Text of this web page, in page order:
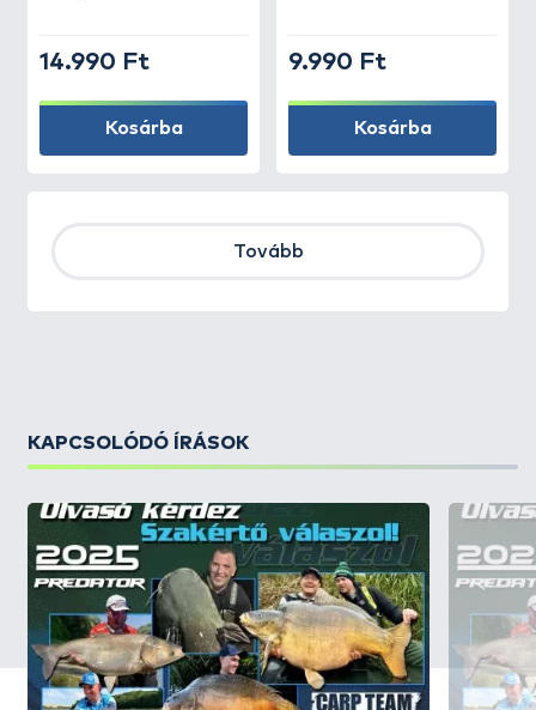
14.990 Ft
Kosárba
9.990 Ft
Kosárba
Tovább
KAPCSOLÓDÓ ÍRÁSOK